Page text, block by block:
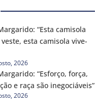
“Esta camisola
esta camisola vive-
2026
“Esforço, força,
e raça são inegociáveis”
2026